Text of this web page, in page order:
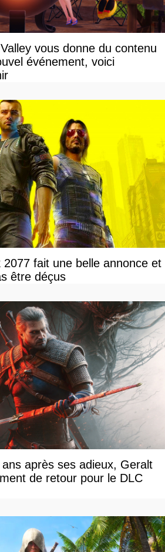
vous donne du contenu
événement, voici
2077 fait une belle annonce et
être déçus
après ses adieux, Geralt
de retour pour le DLC